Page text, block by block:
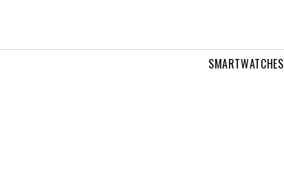
SMARTWATCHES